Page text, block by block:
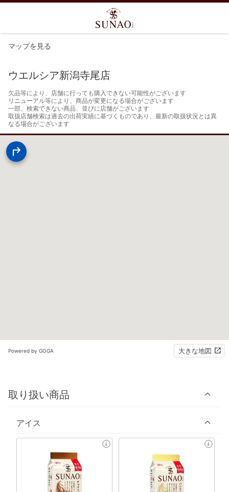
マップを見る
ウエルシア新潟寺尾店
欠品等により、店舗に行っても購入できない可能性がございます
リニューアル等により、商品が変更になる場合がございます
一部、検索できない商品、並びに店舗がございます
取扱店舗検索は過去の出荷実績に基づくものであり、最新の取扱状況とは異
なる場合がございます
Powered by GOGA 大きな地図
取り扱い商品
アイス